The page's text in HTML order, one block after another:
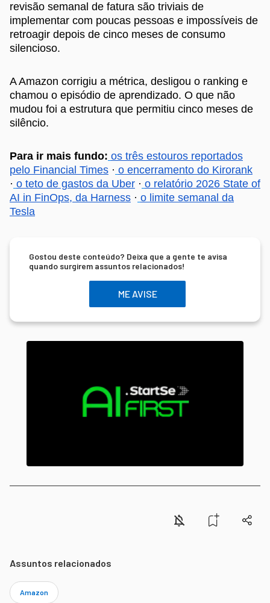
revisão semanal de fatura são triviais de
implementar com poucas pessoas e impossíveis de
retroagir depois de cinco meses de consumo
silencioso.
A Amazon corrigiu a métrica, desligou o ranking e
chamou o episódio de aprendizado. O que não
mudou foi a estrutura que permitiu cinco meses de
silêncio.
Para ir mais fundo: os três estouros reportados
pelo Financial Times · o encerramento do Kirorank
· o teto de gastos da Uber · o relatório 2026 State of
AI in FinOps, da Harness · o limite semanal da
Tesla
Gostou deste conteúdo? Deixa que a gente te avisa
quando surgirem assuntos relacionados!
ME AVISE
Assuntos relacionados
Amazon